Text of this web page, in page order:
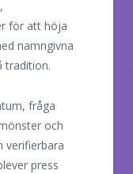
för att höja
namngivna
tradition.
fråga
och
verifierbara
press